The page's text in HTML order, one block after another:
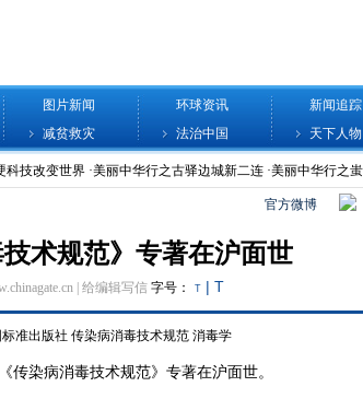
图片新闻 环球资讯 新闻追踪
减贫救灾 法治中国 天下人物
官方微博
术规范》专著在沪面世
| 给编辑写信 字号： T | T
准出版社 传染病消毒技术规范 消毒学
传染病消毒技术规范》专著在沪面世。